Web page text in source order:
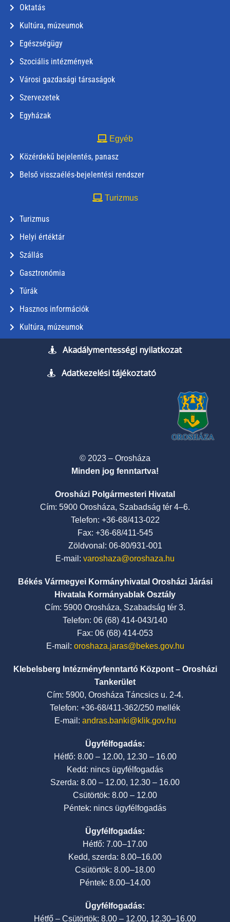
Oktatás
Kultúra, múzeumok
Egészségügy
Szociális intézmények
Városi gazdasági társaságok
Szervezetek
Egyházak
Egyéb
Közérdekű bejelentés, panasz
Belső visszaélés-bejelentési rendszer
Turizmus
Turizmus
Helyi értéktár
Szállás
Gasztronómia
Túrák
Hasznos információk
Kultúra, múzeumok
Akadálymentességi nyilatkozat
Adatkezelési tájékoztató
© 2023 – Orosháza
Minden jog fenntartva!
Orosházi Polgármesteri Hivatal
Cím: 5900 Orosháza, Szabadság tér 4–6.
Telefon: +36-68/413-022
Fax: +36-68/411-545
Zöldvonal: 06-80/931-001
E-mail: varoshaza@oroshaza.hu
Békés Vármegyei Kormányhivatal Orosházi Járási
Hivatala Kormányablak Osztály
Cím: 5900 Orosháza, Szabadság tér 3.
Telefon: 06 (68) 414-043/140
Fax: 06 (68) 414-053
E-mail: oroshaza.jaras@bekes.gov.hu
Klebelsberg Intézményfenntartó Központ – Orosházi
Tankerület
Cím: 5900, Orosháza Táncsics u. 2-4.
Telefon: +36-68/411-362/250 mellék
E-mail: andras.banki@klik.gov.hu
Ügyfélfogadás:
Hétfő: 8.00 – 12.00, 12.30 – 16.00
Kedd: nincs ügyfélfogadás
Szerda: 8.00 – 12.00, 12.30 – 16.00
Csütörtök: 8.00 – 12.00
Péntek: nincs ügyfélfogadás
Ügyfélfogadás:
Hétfő: 7.00–17.00
Kedd, szerda: 8.00–16.00
Csütörtök: 8.00–18.00
Péntek: 8.00–14.00
Ügyfélfogadás:
Hétfő – Csütörtök: 8.00 – 12.00, 12.30–16.00